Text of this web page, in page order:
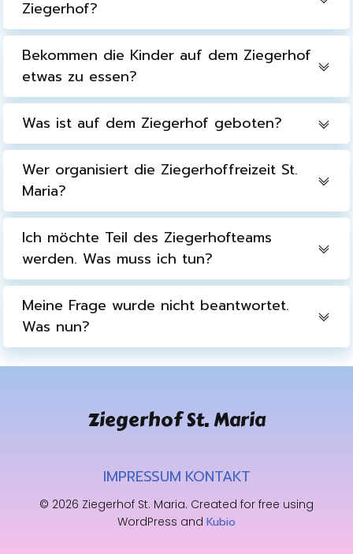
Ziegerhof?
Bekommen die Kinder auf dem Ziegerhof
etwas zu essen?
Was ist auf dem Ziegerhof geboten?
Wer organisiert die Ziegerhoffreizeit St.
Maria?
Ich möchte Teil des Ziegerhofteams
werden. Was muss ich tun?
Meine Frage wurde nicht beantwortet.
Was nun?
Ziegerhof St. Maria
IMPRESSUM KONTAKT
© 2026 Ziegerhof St. Maria. Created for free using
WordPress and Kubio